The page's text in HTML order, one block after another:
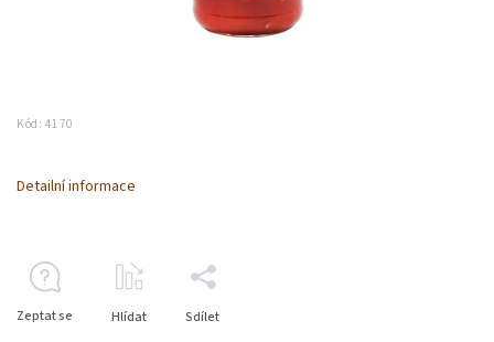
Kód: 4170
Detailní informace
Zeptat se Hlídat Sdílet